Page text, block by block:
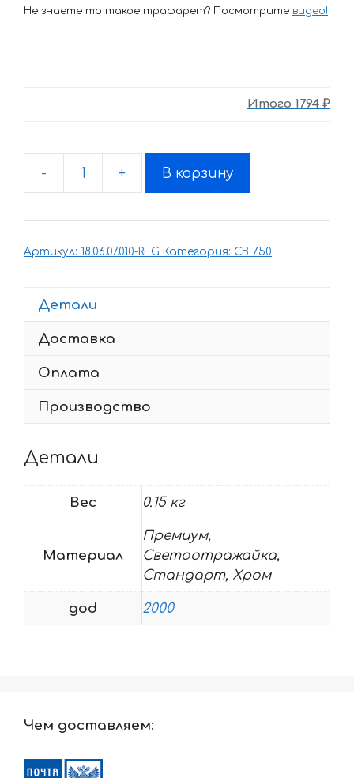
Не знаете то такое трафарет? Посмотрите видео!
Итого 1794 ₽
-
Количество
Комплект
Honda
FIFTY
+ В корзину
Артикул: 18.06.07.010-REG Категория: CB 750
Детали
Доставка
Оплата
Производство
Детали
Вес 0.15 кг
Материал
Премиум,
Светоотражайка,
Стандарт, Хром
god 2000
Чем доставляем: